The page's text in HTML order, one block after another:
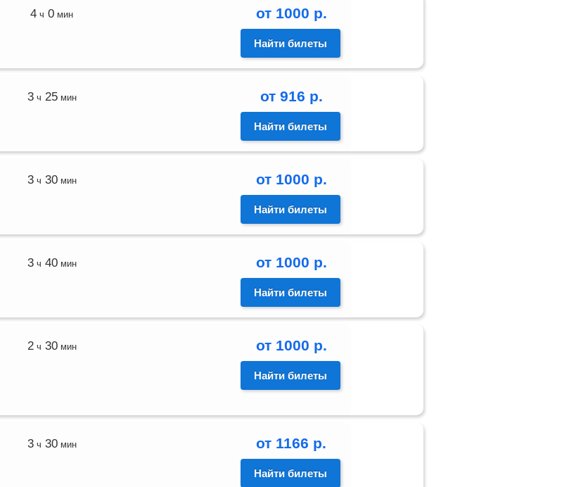
4 ч 0 мин от 1000 р.
Найти билеты
3ч 25мин от 916 р.
Найти билеты
3ч 30мин от 1000 р.
Найти билеты
3ч 40мин от 1000 р.
Найти билеты
2ч 30мин от 1000 р.
Найти билеты
3ч 30мин от 1166 р.
Найти билеты